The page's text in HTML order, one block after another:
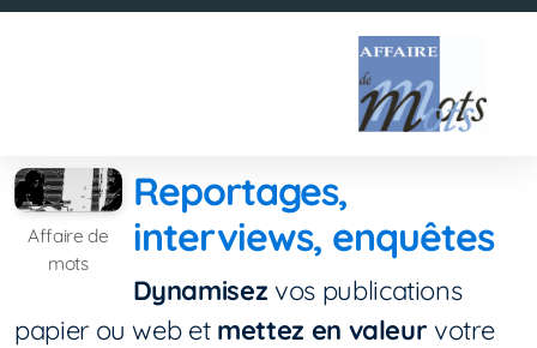
Affaire de
mots
Reportages,
interviews, enquêtes
Dynamisezvos publications
papier ou web et mettez en valeurvotre